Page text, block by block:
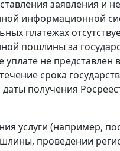
заявления и
информационной
платежах
пошлины за
уплате не представлен
срока
даты получения
услуги (например,
проведении